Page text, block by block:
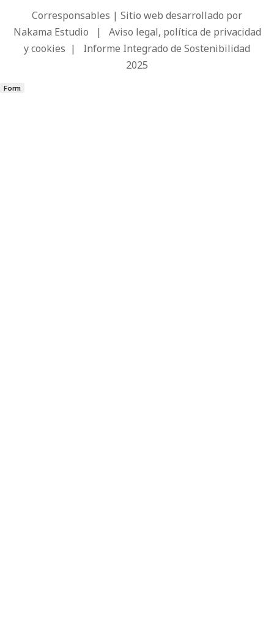
Corresponsables | Sitio web desarrollado por
Nakama Estudio | Aviso legal, política de privacidad
y cookies | Informe Integrado de Sostenibilidad
2025
Form